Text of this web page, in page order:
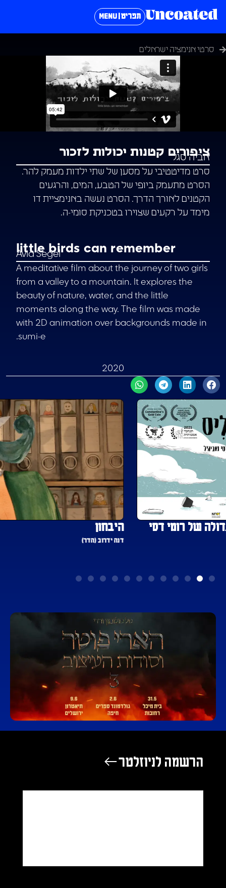
תפריט | MENU
סרטי אנימציה ישראלים
ציפורים קטנות יכולות לזכור
אביה סגל
סרט מדיטטיבי על מסען של שתי ילדות מעמק להר.
הסרט מתעמק ביופי של הטבע, המים, והרגעים
הקטנים לאורך הדרך. הסרט נעשה באנימציית דו
מימד על רקעים שצוירו בטכניקת סומי-ה.
little birds can remember
Avia Segel
A meditative film about the journey of two girls
from a valley to a mountain. It explores the
beauty of nature, water, and the little
moments along the way. The film was made
with 2D animation over backgrounds made in
sumi-e.
2020
היבחון
הרשמה לניוזלטר ←